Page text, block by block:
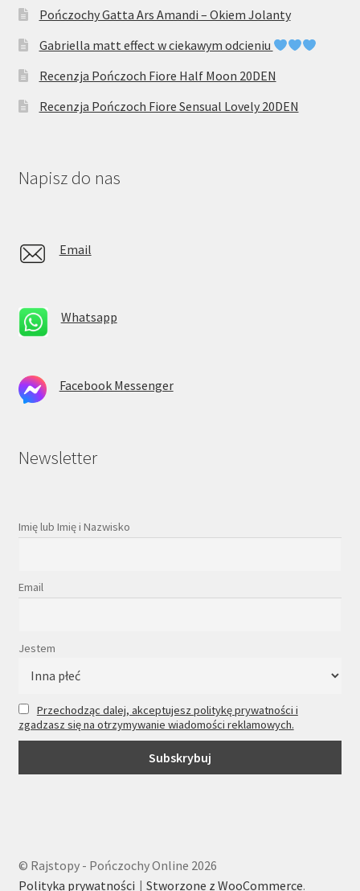
Pończochy Gatta Ars Amandi – Okiem Jolanty
Gabriella matt effect w ciekawym odcieniu
Recenzja Pończoch Fiore Half Moon 20DEN
Recenzja Pończoch Fiore Sensual Lovely 20DEN
Napisz do nas
Email
Whatsapp
Facebook Messenger
Newsletter
Imię lub Imię i Nazwisko
Email
Jestem
Przechodząc dalej, akceptujesz politykę prywatności i
zgadzasz się na otrzymywanie wiadomości reklamowych.
© Rajstopy - Pończochy Online 2026
Polityka prywatności
Stworzone z WooCommerce.